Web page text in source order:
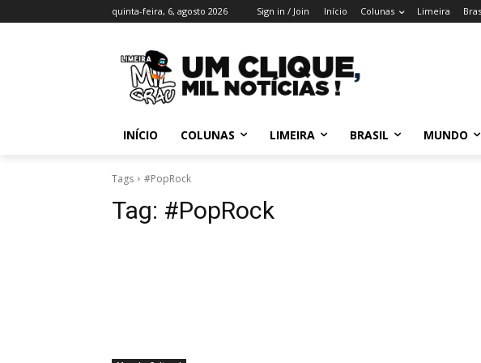
quinta-feira, 6, agosto 2026 Sign in / Join Início Colunas Limeira
INÍCIO COLUNAS LIMEIRA BRASIL MUNDO
Tags #PopRock
Tag: #PopRock